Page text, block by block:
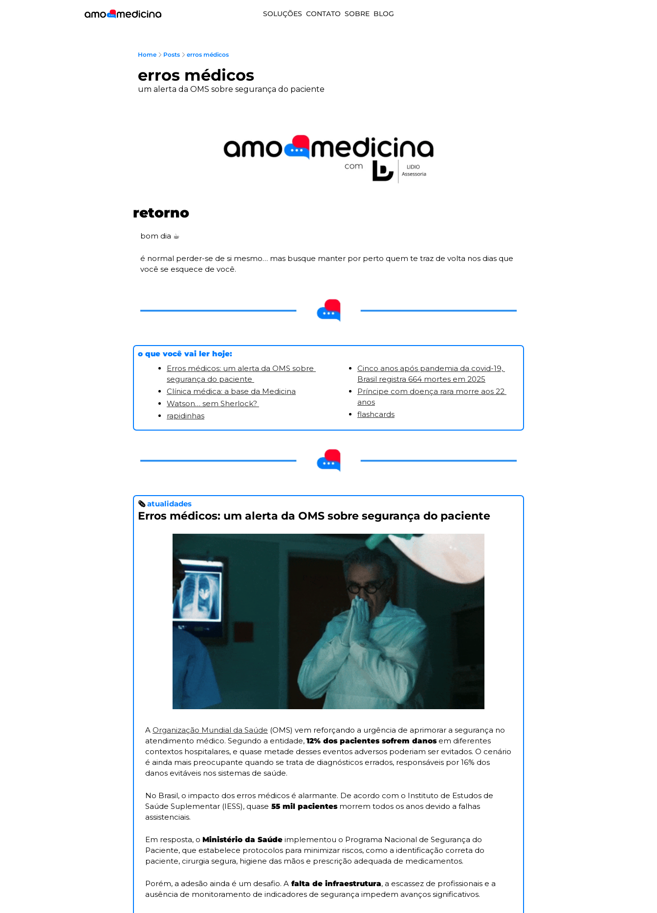
SOLUÇÕES CONTATO SOBRE BLOG
Home Posts erros médicos
erros médicos
um alerta da OMS sobre segurança do paciente
retorno
bom dia ☕
é normal perder-se de si mesmo… mas busque manter por perto quem te traz de volta nos dias que
você se esquece de você.
o que você vai ler hoje:
Erros médicos: um alerta da OMS sobre
segurança do paciente
Clínica médica: a base da Medicina
Watson… sem Sherlock?
rapidinhas
Cinco anos após pandemia da covid-19,
Brasil registra 664 mortes em 2025
Príncipe com doença rara morre aos 22
anos
flashcards
🗞 atualidades
Erros médicos: um alerta da OMS sobre segurança do paciente
A Organização Mundial da Saúde (OMS) vem reforçando a urgência de aprimorar a segurança no
atendimento médico. Segundo a entidade, 12% dos pacientes sofrem danos em diferentes
contextos hospitalares, e quase metade desses eventos adversos poderiam ser evitados. O cenário
é ainda mais preocupante quando se trata de diagnósticos errados, responsáveis por 16% dos
danos evitáveis nos sistemas de saúde.
No Brasil, o impacto dos erros médicos é alarmante. De acordo com o Instituto de Estudos de
Saúde Suplementar (IESS), quase 55 mil pacientes morrem todos os anos devido a falhas
assistenciais.
Em resposta, o Ministério da Saúde implementou o Programa Nacional de Segurança do
Paciente, que estabelece protocolos para minimizar riscos, como a identificação correta do
paciente, cirurgia segura, higiene das mãos e prescrição adequada de medicamentos.
Porém, a adesão ainda é um desafio. A falta de infraestrutura, a escassez de profissionais e a
ausência de monitoramento de indicadores de segurança impedem avanços significativos.